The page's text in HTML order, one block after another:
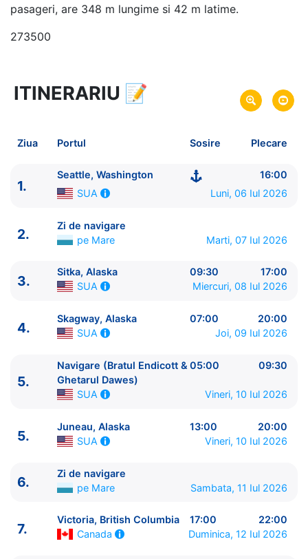
pasageri, are 348 m lungime si 42 m latime.
273500
8 zile vacanta de croaziera in
link oferta
Plecare pe 06 Iul 2026 din Seattle, Washington, SUA
Royal Caribbean International
ITINERARIU
Ziua | Portul | Sosire - Plecare
Seattle, Washington
⚓ - 16:00
2.
Zi de navigare
0:00 - 0:00
Skagway, Alaska
5.
Navigare (Bratul Endicott & Ghetarul Dawes)
5.
Juneau, Alaska SUA 13:00 - 20:00
6.
Zi de navigare pe Mare
0:00 - 0:00
ITINERARIU 📝
Ziua Portul Sosire Plecare
1.
Seattle, Washington
16:00
SUA
Luni, 06 Iul 2026
2.
Zi de navigare
pe Mare
Marti, 07 Iul 2026
3.
Sitka, Alaska 09:30
17:00
SUA
Miercuri, 08 Iul 2026
4.
Skagway, Alaska 07:00
20:00
SUA
Joi, 09 Iul 2026
5.
Navigare (Bratul Endicott &
Ghetarul Dawes)
05:00 09:30
SUA Vineri, 10 Iul 2026
5.
Juneau, Alaska 13:00
20:00
SUA
Vineri, 10 Iul 2026
6.
Zi de navigare
pe Mare
Sambata, 11 Iul 2026
7.
Victoria, British Columbia 17:00
22:00
Canada
Duminica, 12 Iul 2026